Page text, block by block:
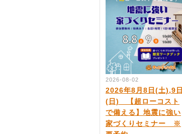
2026-08-02
2026年8月8日(土),9日
(日) 【超ローコスト
で備える】地震に強い
家づくりセミナー ※